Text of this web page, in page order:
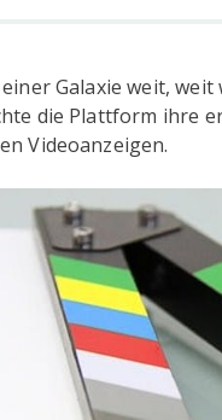
Galaxie weit, weit
die Plattform ihre
Videoanzeigen.